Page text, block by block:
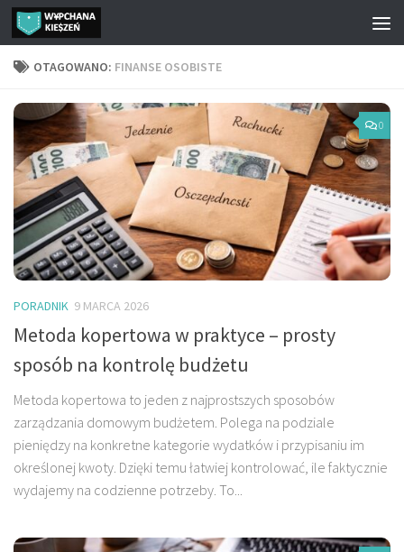
Przejdź do treści
OTAGOWANO: FINANSE OSOBISTE
0
PORADNIK 9 MARCA 2026
Metoda kopertowa w praktyce – prosty
sposób na kontrolę budżetu
Metoda kopertowa to jeden z najprostszych sposobów
zarządzania domowym budżetem. Polega na podziale
pieniędzy na konkretne kategorie wydatków i przypisaniu im
określonej kwoty. Dzięki temu łatwiej kontrolować, ile faktycznie
wydajemy na codzienne potrzeby. To...